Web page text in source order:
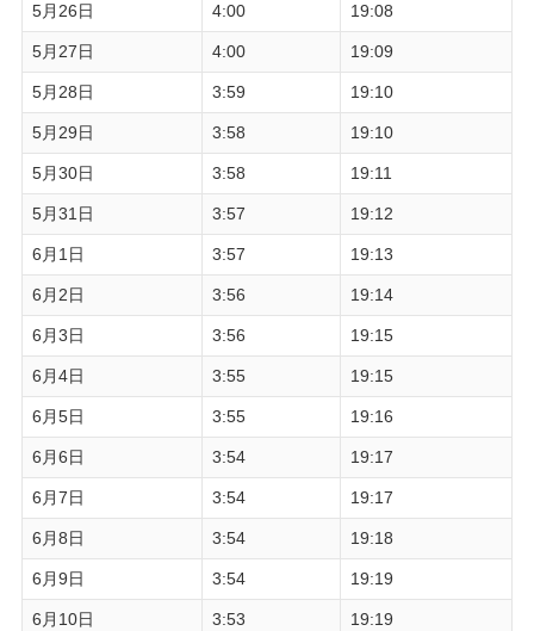
5月26日 4:00 19:08
5月27日 4:00 19:09
5月28日 3:59 19:10
5月29日 3:58 19:10
5月30日 3:58 19:11
5月31日 3:57 19:12
6月1日 3:57 19:13
6月2日 3:56 19:14
6月3日 3:56 19:15
6月4日 3:55 19:15
6月5日 3:55 19:16
6月6日 3:54 19:17
6月7日 3:54 19:17
6月8日 3:54 19:18
6月9日 3:54 19:19
6月10日 3:53 19:19